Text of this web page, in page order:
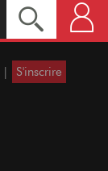
| S'inscrire